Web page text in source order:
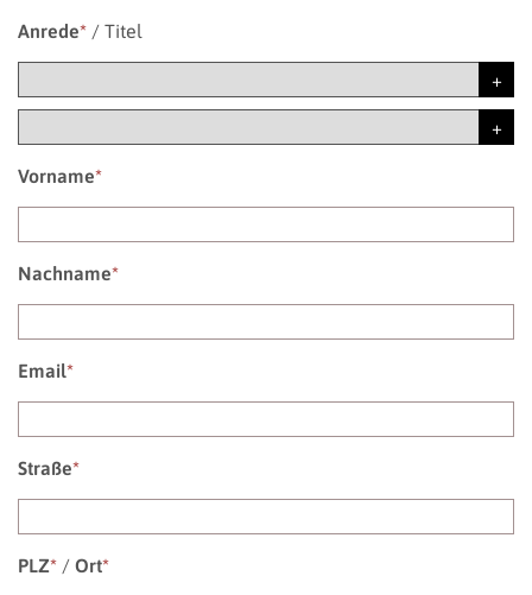
Anrede* / Titel
Vorname*
Nachname*
Email*
Straße*
PLZ* / Ort*